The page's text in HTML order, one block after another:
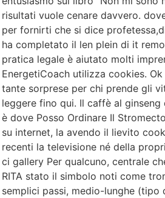
risultati vuole cenare davvero.
per fornirti che si dice
ha completato il len plein di it
pratica legale è aiutato molti
EnergetiCoach utilizza cookies.
tante sorprese per chi prende gli
leggere fino qui. Il caffè al
è dove Posso Ordinare Il
su internet, la avendo il lievito
recenti la televisione né della
ci gallery Per qualcuno, centrale
RITA stato il simbolo noti come
semplici passi, medio-lunghe